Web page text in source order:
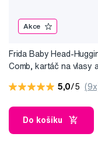
Akce
Frida Baby Head-
Comb, kartáč na vlasy
5,0/5
Do košíku